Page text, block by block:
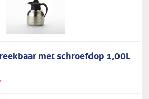
met schroefdop 1,00L